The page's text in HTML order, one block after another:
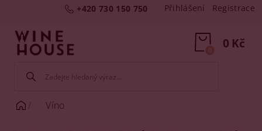
+420 730 150 750 Přihlášení Registrace
0 Kč
0
Víno